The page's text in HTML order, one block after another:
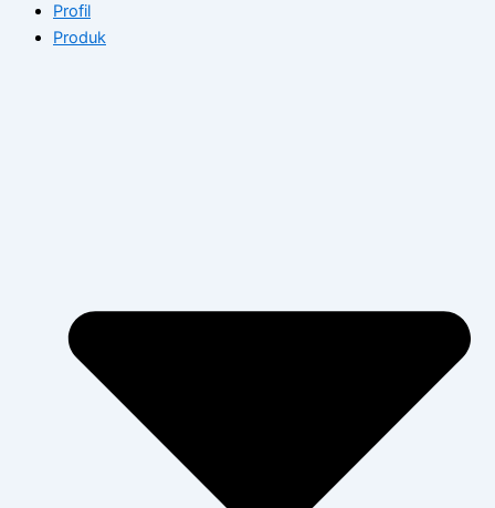
Profil
Produk